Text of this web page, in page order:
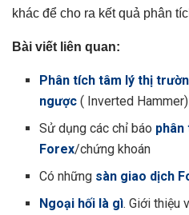
khác để cho ra kết quả phân
Bài viết liên quan:
Phân tích tâm lý thị
ngược ( Inverted Hammer)
Sử dụng các chỉ báo
Forex/chứng khoán
Có những sàn giao dịch
Ngoại hối là gì. Giới thiệu